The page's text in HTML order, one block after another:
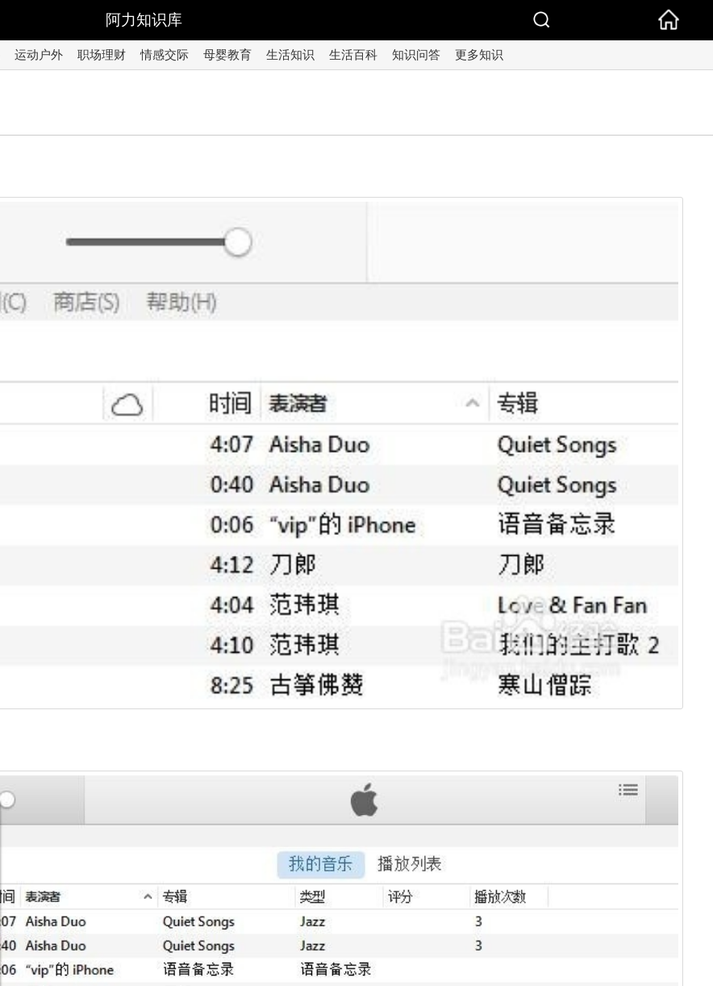
阿力知识库
运动户外 职场理财 情感交际 母婴教育 生活知识 生活百科 知识问答 更多知识